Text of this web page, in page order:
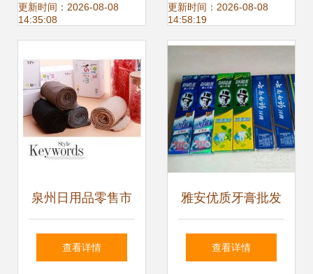
立，日用杂品销售
径
更新时间：2026-08-08
14:35:08
社区商业的活力缩
影
更新时间：2026-08-08
14:58:19
泉州日用品零售市
场 日用杂品的销售
查看详情
雅安优质牙膏批发
指南 源头货源，实
查看详情